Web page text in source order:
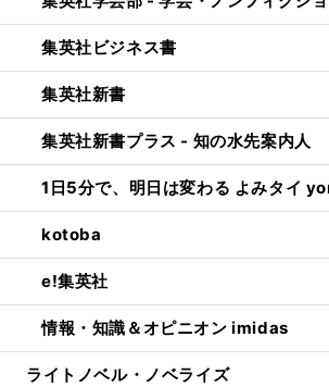
集英社ビジネス書
集英社新書
集英社新書プラス - 知の水先案内人
1日5分で、明日は変わる よみタイ
kotoba
e!集英社
情報・知識＆オピニオン imidas
ライトノベル・ノベライズ